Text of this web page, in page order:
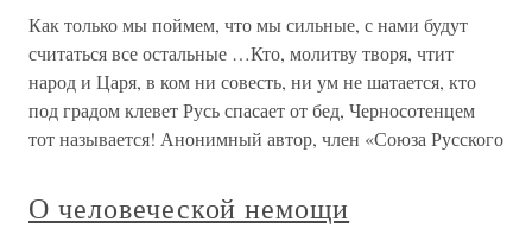
Как только мы поймем, что мы сильные, с нами будут
считаться все остальные …Кто, молитву творя, чтит
народ и Царя, в ком ни совесть, ни ум не шатается, кто
под градом клевет Русь спасает от бед, Черносотенцем
тот называется! Анонимный автор, член «Союза Русского
О человеческой немощи